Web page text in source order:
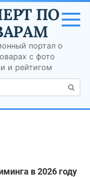
ПО
портал о
с фото
и рейтигом
в 2026 году